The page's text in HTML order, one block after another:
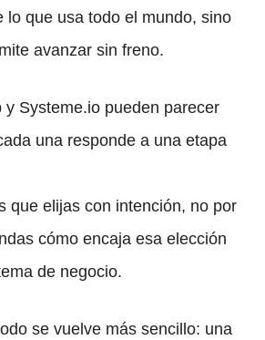
lo que usa todo el mundo, sino
avanzar sin freno.
y Systeme.io pueden parecer
una responde a una etapa
que elijas con intención, no por
cómo encaja esa elección
de negocio.
se vuelve más sencillo: una